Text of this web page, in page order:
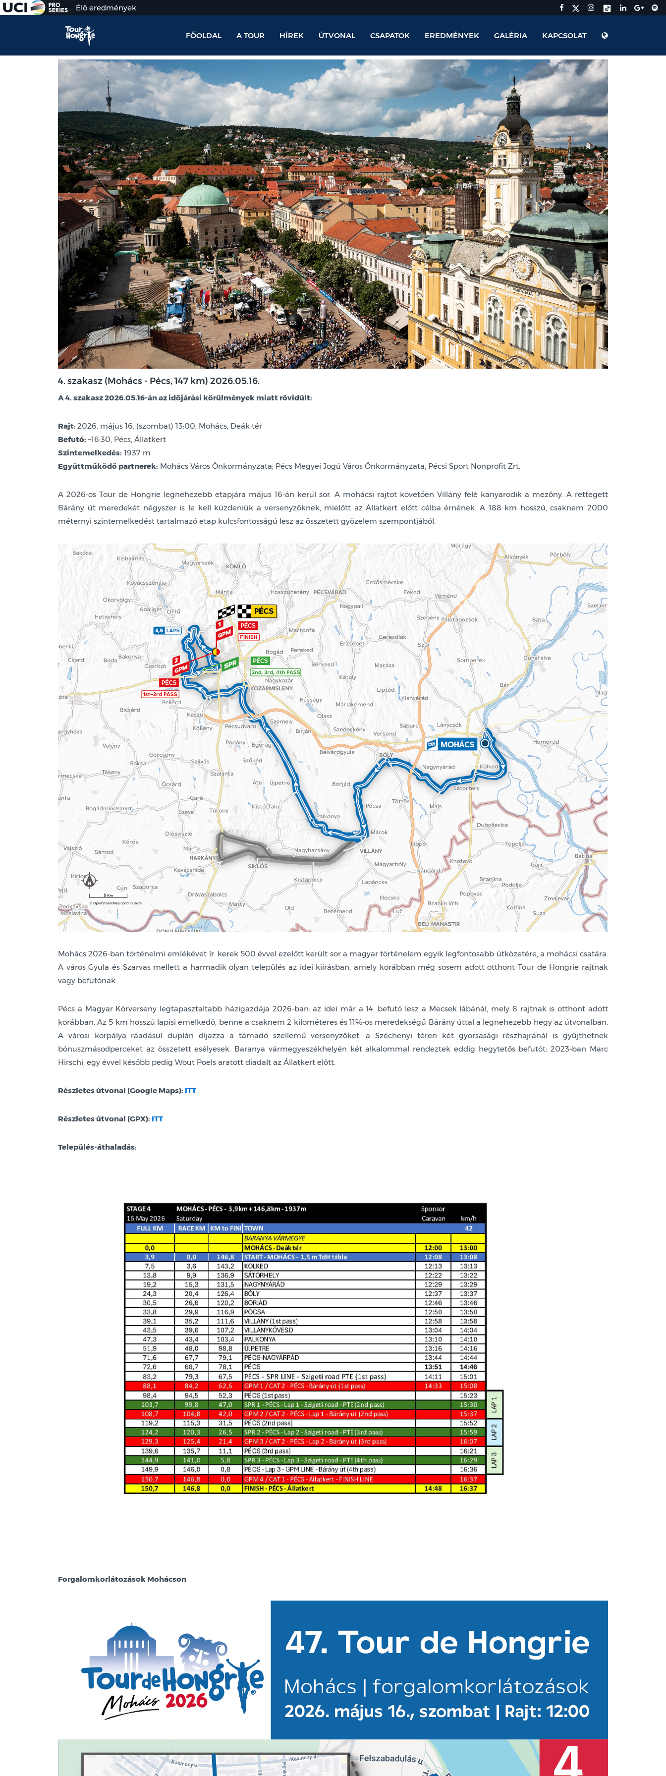
Élő eredmények
FŐOLDAL A TOUR HÍREK ÚTVONAL CSAPATOK EREDMÉNYEK GALÉRIA KAPCSOLAT
4. szakasz (Mohács - Pécs, 147 km) 2026.05.16.
A 4. szakasz 2026.05.16-án az időjárási körülmények miatt rövidült:
Rajt: 2026. május 16. (szombat) 13:00, Mohács, Deák tér
Befutó: ~16:30, Pécs, Állatkert
Szintemelkedés: 1937 m
Együttműködő partnerek: Mohács Város Önkormányzata; Pécs Megyei Jogú Város Önkormányzata, Pécsi Sport Nonprofit Zrt.
A 2026-os Tour de Hongrie legnehezebb etapjára május 16-án kerül sor. A mohácsi rajtot követően Villány felé kanyarodik a mezőny. A rettegett
Bárány út meredekét négyszer is le kell küzdeniük a versenyzőknek, mielőtt az Állatkert előtt célba érnének. A 188 km hosszú, csaknem 2000
méternyi szintemelkedést tartalmazó etap kulcsfontosságú lesz az összetett győzelem szempontjából.
Mohács 2026-ban történelmi emlékévet ír: kerek 500 évvel ezelőtt került sor a magyar történelem egyik legfontosabb ütközetére, a mohácsi csatára.
A város Gyula és Szarvas mellett a harmadik olyan település az idei kiírásban, amely korábban még sosem adott otthont Tour de Hongrie rajtnak
vagy befutónak.
Pécs a Magyar Körverseny legtapasztaltabb házigazdája 2026-ban: az idei már a 14. befutó lesz a Mecsek lábánál, mely 8 rajtnak is otthont adott
korábban. Az 5 km hosszú lapisi emelkedő, benne a csaknem 2 kilométeres és 11%-os meredekségű Bárány úttal a legnehezebb hegy az útvonalban.
A városi körpálya ráadásul duplán díjazza a támadó szellemű versenyzőket: a Széchenyi téren két gyorsasági részhajránál is gyűjthetnek
bónuszmásodperceket az összetett esélyesek. Baranya vármegyeszékhelyén két alkalommal rendeztek eddig hegytetős befutót: 2023-ban Marc
Hirschi, egy évvel később pedig Wout Poels aratott diadalt az Állatkert előtt.
Részletes útvonal (Google Maps): ITT
Részletes útvonal (GPX): ITT
Település-áthaladás:
Forgalomkorlátozások Mohácson